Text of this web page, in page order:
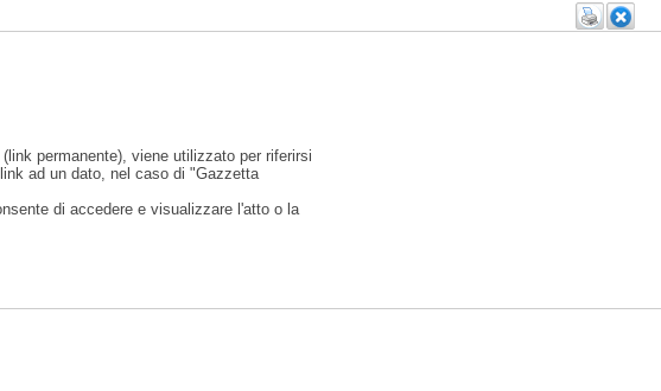
(link permanente), viene utilizzato per riferirsi
ad un dato, nel caso di "Gazzetta
di accedere e visualizzare l'atto o la